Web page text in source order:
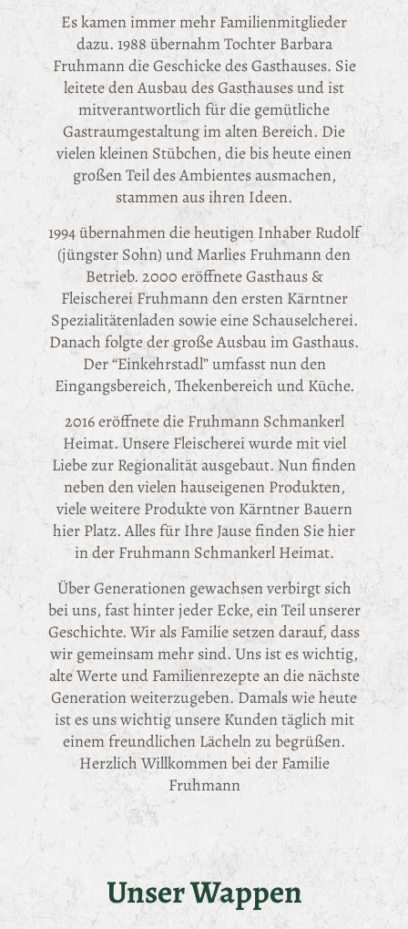
Es kamen immer mehr Familienmitglieder
dazu. 1988 übernahm Tochter Barbara
Fruhmann die Geschicke des Gasthauses. Sie
leitete den Ausbau des Gasthauses und ist
mitverantwortlich für die gemütliche
Gastraumgestaltung im alten Bereich. Die
vielen kleinen Stübchen, die bis heute einen
großen Teil des Ambientes ausmachen,
stammen aus ihren Ideen.
1994 übernahmen die heutigen Inhaber Rudolf
(jüngster Sohn) und Marlies Fruhmann den
Betrieb. 2000 eröffnete Gasthaus &
Fleischerei Fruhmann den ersten Kärntner
Spezialitätenladen sowie eine Schauselcherei.
Danach folgte der große Ausbau im Gasthaus.
Der “Einkehrstadl” umfasst nun den
Eingangsbereich, Thekenbereich und Küche.
2016 eröffnete die Fruhmann Schmankerl
Heimat. Unsere Fleischerei wurde mit viel
Liebe zur Regionalität ausgebaut. Nun finden
neben den vielen hauseigenen Produkten,
viele weitere Produkte von Kärntner Bauern
hier Platz. Alles für Ihre Jause finden Sie hier
in der Fruhmann Schmankerl Heimat.
Über Generationen gewachsen verbirgt sich
bei uns, fast hinter jeder Ecke, ein Teil unserer
Geschichte. Wir als Familie setzen darauf, dass
wir gemeinsam mehr sind. Uns ist es wichtig,
alte Werte und Familienrezepte an die nächste
Generation weiterzugeben. Damals wie heute
ist es uns wichtig unsere Kunden täglich mit
einem freundlichen Lächeln zu begrüßen.
Herzlich Willkommen bei der Familie
Fruhmann
Unser Wappen